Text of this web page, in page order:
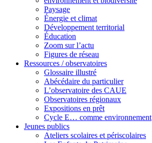
Paysage
Énergie et climat
Développement territorial
Éducation
Zoom sur l’actu
Figures de réseau
Ressources / observatoires
Glossaire illustré
Abécédaire du particulier
L’observatoire des CAUE
Observatoires régionaux
Expositions en prêt
Cycle E… comme environnement
Jeunes publics
Ateliers scolaires et périscolaires